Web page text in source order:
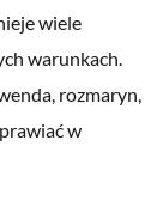
wiele
warunkach.
rozmaryn,
w